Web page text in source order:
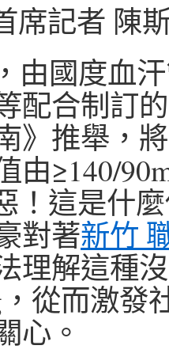
席記者 陳
由國度血
配合制訂
》推舉，
由≥140/
！這是什
對著新竹
理解這種
從而激發
心。